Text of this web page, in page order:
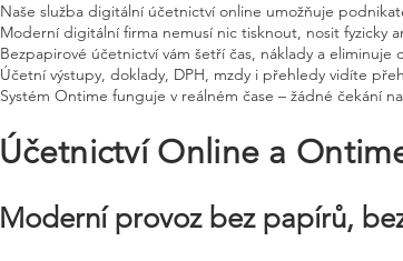
Naše služba digitální účetnictví online umožňuje
Moderní digitální firma nemusí nic tisknout, nosit fyzicky
Bezpapirové účetnictví vám šetří čas, náklady a
Účetní výstupy, doklady, DPH, mzdy i přehledy vidíte
Systém Ontime funguje v reálném čase – žádné čekání
Účetnictví Online a
Moderní provoz bez papírů,